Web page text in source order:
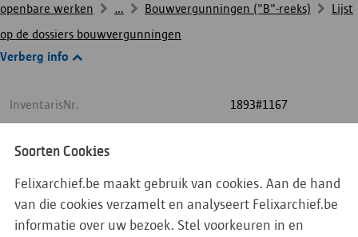
openbare werken
... Bouwvergunningen ("B"-reeks)
Lijst
op de dossiers bouwvergunningen
Verberg info
InventarisNr. 1893#1167
Huidige Straatnaam
Huidig Huisnummer 71
AdresOmschrijving
Soorten Cookies
Felixarchief.be maakt gebruik van cookies. Aan de hand
van die cookies verzamelt en analyseert Felixarchief.be
informatie over uw bezoek. Stel voorkeuren in en